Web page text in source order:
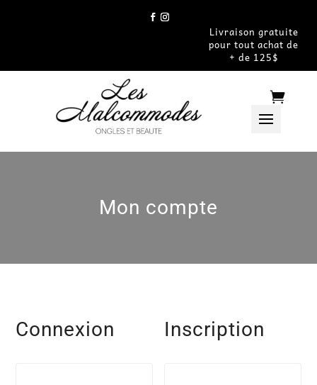
Livraison gratuite
pour tout achat de
+ de 125$

Mon compte
Connexion Inscription